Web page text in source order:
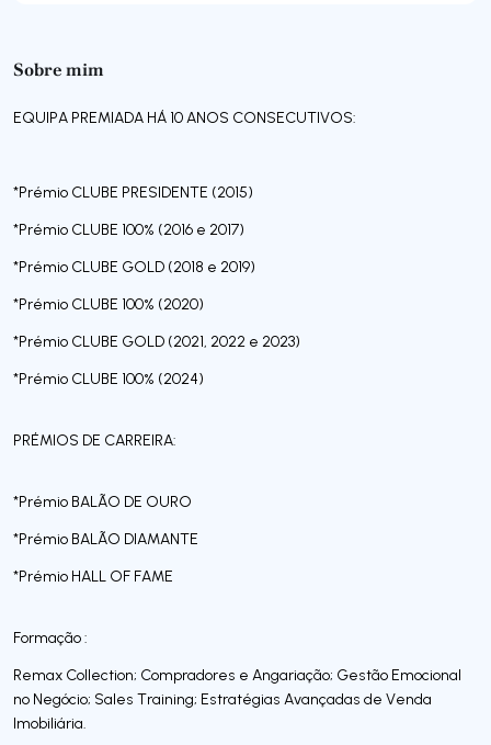
Sobre mim
EQUIPA PREMIADA HÁ 10 ANOS CONSECUTIVOS:
*Prémio CLUBE PRESIDENTE (2015)
*Prémio CLUBE 100% (2016 e 2017)
*Prémio CLUBE GOLD (2018 e 2019)
*Prémio CLUBE 100% (2020)
*Prémio CLUBE GOLD (2021, 2022 e 2023)
*Prémio CLUBE 100% (2024)
PRÉMIOS DE CARREIRA:
*Prémio BALÃO DE OURO
*Prémio BALÃO DIAMANTE
*Prémio HALL OF FAME
Formação :
Remax Collection; Compradores e Angariação; Gestão Emocional
no Negócio; Sales Training; Estratégias Avançadas de Venda
Imobiliária.